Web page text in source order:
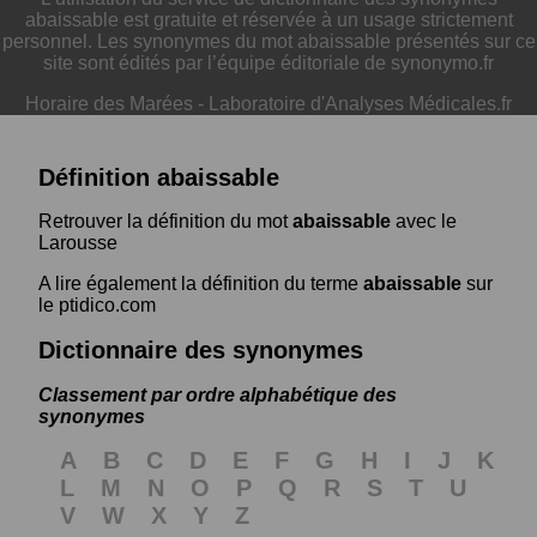
abaissable est gratuite et réservée à un usage strictement
personnel. Les synonymes du mot abaissable présentés sur ce
site sont édités par l’équipe éditoriale de synonymo.fr
Horaire des Marées - Laboratoire d'Analyses Médicales.fr
Définition abaissable
Retrouver la définition du motabaissable avec le
Larousse
A lire également la définition du terme abaissable sur
le ptidico.com
Dictionnaire des synonymes
Classement par ordre alphabétique des
synonymes
A B C D E F G H I J
K
L
M N O P Q R S T
U
V
W X Y Z